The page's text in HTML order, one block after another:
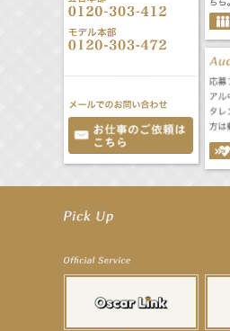
【elfin’】7thシングル『全世界』がFMたいはくでO.A.決
【elfin’】7thシングル『全世界』がFM TANABEでO.A.決
【昆虫ハンター牧田習】宝塚市立手塚治虫記念館トーク
【昆虫ハンター牧田習】8月13日（木）プライムツリー